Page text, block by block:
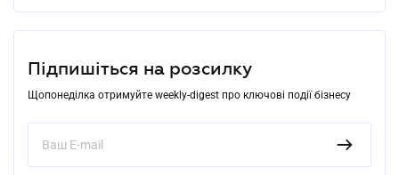
Підпишіться на розсилку
Щопонеділка отримуйте weekly-digest про ключові події бізнесу